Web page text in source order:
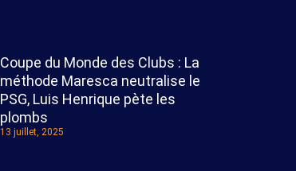
Coupe du Monde des Clubs : La
méthode Maresca neutralise le
PSG, Luis Henrique pète les
plombs
13 juillet, 2025